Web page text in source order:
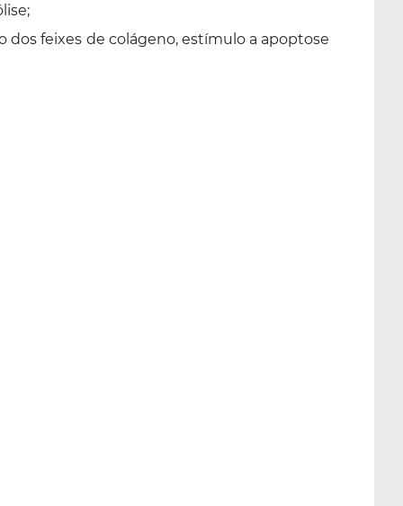
dos feixes de colágeno, estímulo a apoptose